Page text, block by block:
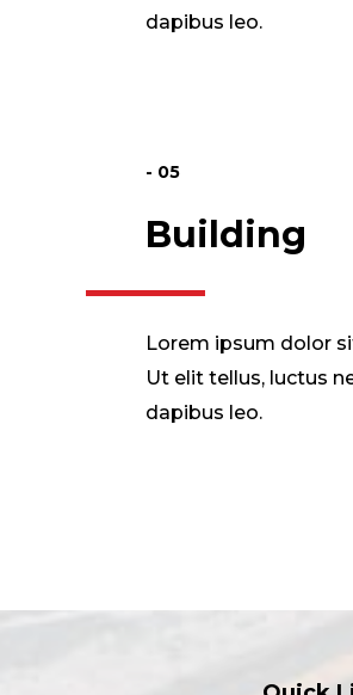
dapibus leo.
- 05
Building
Lorem ipsum dolor
Ut elit tellus, luctus
dapibus leo.